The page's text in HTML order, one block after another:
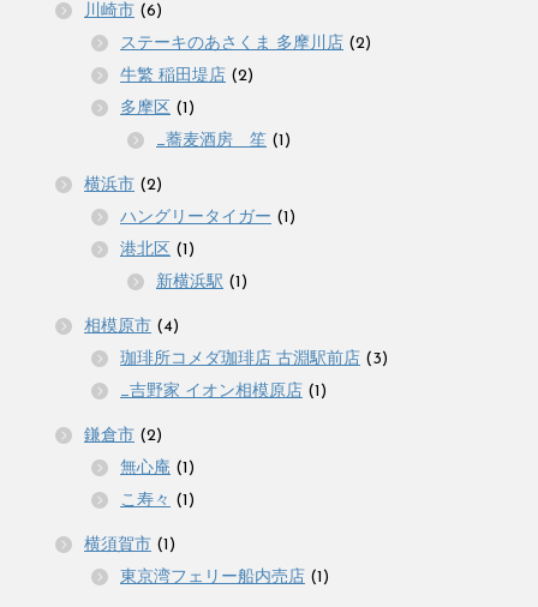
川崎市 (6)
ステーキのあさくま 多摩川店 (2)
牛繁 稲田堤店 (2)
多摩区 (1)
_蕎麦酒房 笙 (1)
横浜市 (2)
ハングリータイガー (1)
港北区 (1)
新横浜駅 (1)
相模原市 (4)
珈琲所コメダ珈琲店 古淵駅前店 (3)
_吉野家 イオン相模原店 (1)
鎌倉市 (2)
無心庵 (1)
こ寿々 (1)
横須賀市 (1)
東京湾フェリー船内売店 (1)